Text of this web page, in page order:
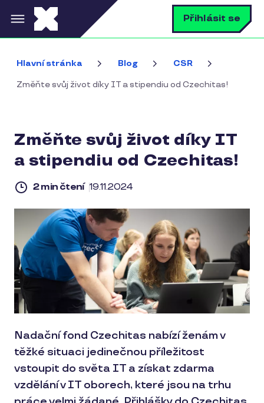
Přejít k hlavnímu obsahu Přihlásit se
Hlavní stránka Blog CSR
Změňte svůj život díky IT a stipendiu od Czechitas!
Změňte svůj život díky IT
a stipendiu od Czechitas!
2 min čtení 19.11.2024
Nadační fond Czechitas nabízí ženám v
těžké situaci jedinečnou příležitost
vstoupit do světa IT a získat zdarma
vzdělání v IT oborech, které jsou na trhu